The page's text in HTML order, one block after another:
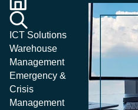
ICT Solutions
Warehouse
Management
Emergency &
Crisis
Management